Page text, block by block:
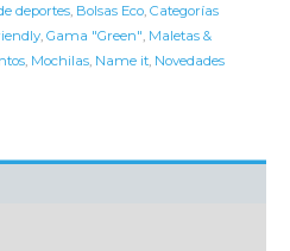
deportes, Bolsas Eco, Categorías
, Gama "Green", Maletas &
, Mochilas, Name it, Novedades